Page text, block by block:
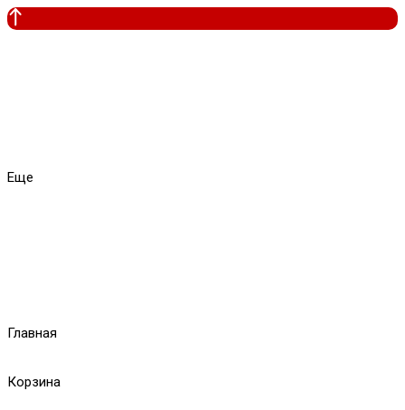
Еще
Главная
Корзина